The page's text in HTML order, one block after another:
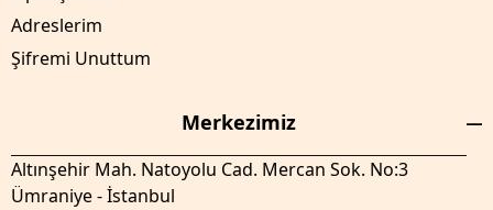
Adreslerim
Şifremi Unuttum
Merkezimiz
Altınşehir Mah. Natoyolu Cad. Mercan Sok. No:3
Ümraniye - İstanbul